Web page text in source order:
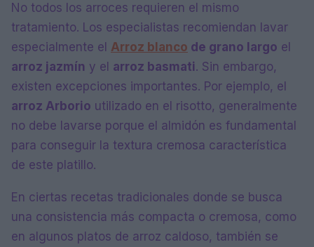
No todos los arroces requieren el mismo
tratamiento. Los especialistas recomiendan lavar
especialmente el Arroz blanco de grano largo el
arroz jazmín y el arroz basmati. Sin embargo,
existen excepciones importantes. Por ejemplo, el
arroz Arborio utilizado en el risotto, generalmente
no debe lavarse porque el almidón es fundamental
para conseguir la textura cremosa característica
de este platillo.
En ciertas recetas tradicionales donde se busca
una consistencia más compacta o cremosa, como
en algunos platos de arroz caldoso, también se